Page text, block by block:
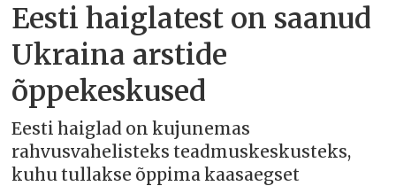
Eesti haiglatest on saanud
Ukraina arstide
õppekeskused
Eesti haiglad on kujunemas
rahvusvahelisteks teadmuskeskusteks,
kuhu tullakse õppima kaasaegset